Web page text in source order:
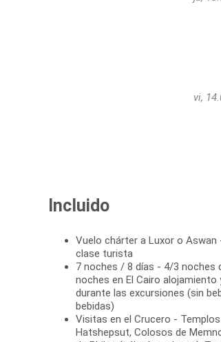
vi,
Incluido
Vuelo chárter a Luxor o
clase turista
7 noches / 8 días - 4/3 noches
noches en El Cairo
durante las excursiones (sin
bebidas)
Visitas en el Crucero -
Hatshepsut, Colosos de